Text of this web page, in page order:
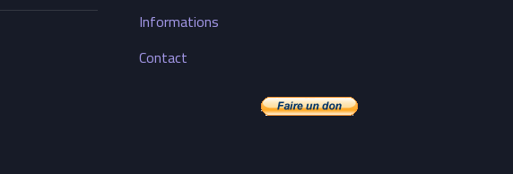
Informations
Contact